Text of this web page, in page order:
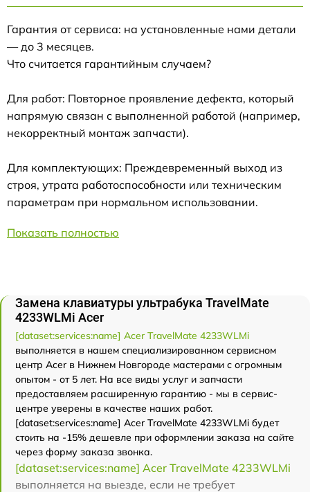
Гарантия от сервиса: на установленные нами детали
— до 3 месяцев.
Что считается гарантийным случаем?
Для работ: Повторное проявление дефекта, который
напрямую связан с выполненной работой (например,
некорректный монтаж запчасти).
Для комплектующих: Преждевременный выход из
строя, утрата работоспособности или техническим
параметрам при нормальном использовании.
Показать полностью
Замена клавиатуры ультрабука TravelMate
4233WLMi Acer
[dataset:services:name] Acer TravelMate 4233WLMi
выполняется в нашем специализированном сервисном
центр Acer в Нижнем Новгороде мастерами с огромным
опытом - от 5 лет. На все виды услуг и запчасти
предоставляем расширенную гарантию - мы в сервис-
центре уверены в качестве наших работ.
[dataset:services:name] Acer TravelMate 4233WLMi будет
стоить на -15% дешевле при оформлении заказа на сайте
через форму заказа звонка.
[dataset:services:name] Acer TravelMate 4233WLMi
выполняется на выезде, если не требует